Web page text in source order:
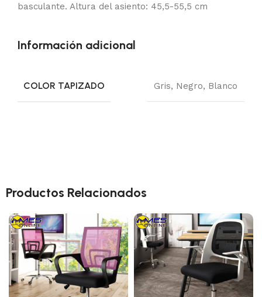
basculante. Altura del asiento: 45,5-55,5 cm
Información adicional
COLOR TAPIZADO Gris, Negro, Blanco
Productos Relacionados